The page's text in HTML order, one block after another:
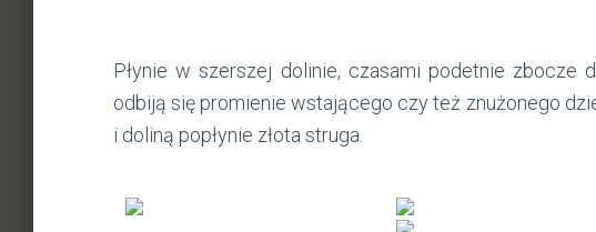
Płynie w szerszej dolinie, czasami podetnie zbocze
odbiją się promienie wstającego czy też znużonego
i doliną popłynie złota struga.